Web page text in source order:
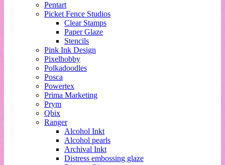
Pentart
Picket Fence Studios
Clear Stamps
Paper Glaze
Stencils
Pink Ink Design
Pixelhobby
Polkadoodles
Posca
Powertex
Prima Marketing
Prym
Qbix
Ranger
Alcohol Inkt
Alcohol pearls
Archival Inkt
Distress embossing glaze